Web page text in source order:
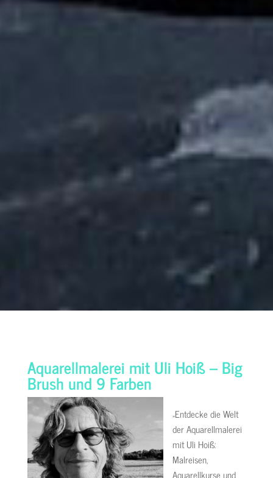
Aquarellmalerei mit Uli Hoiß – Big
Brush und 9 Farben
„Entdecke die Welt
der Aquarellmalerei
mit Uli Hoiß:
Malreisen,
Aquarellkurse und